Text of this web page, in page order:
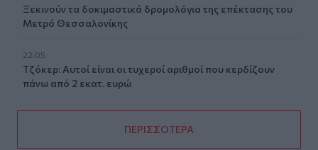
Ξεκινούν τα δοκιμαστικά δρομολόγια της επέκτασης του
Μετρό Θεσσαλονίκης
22:05
Τζόκερ: Αυτοί είναι οι τυχεροί αριθμοί που κερδίζουν
πάνω από 2 εκατ. ευρώ
ΠΕΡΙΣΣΟΤΕΡΑ